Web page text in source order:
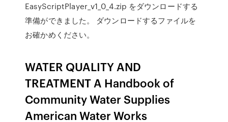
EasyScriptPlayer_v1_0_4.zip をダウンロードする
準備ができました。 ダウンロードするファイルを
お確かめください。
WATER QUALITY AND
TREATMENT A Handbook of
Community Water Supplies
American Water Works